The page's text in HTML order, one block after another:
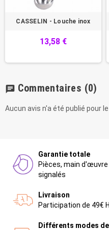
CASSELIN - Louche inox
13,58 €
chat Commentaires (0)
Aucun avis n'a été publié pour
Garantie totale
Pièces, main
signalés
Livraison
Participation de 49€
Différents modes